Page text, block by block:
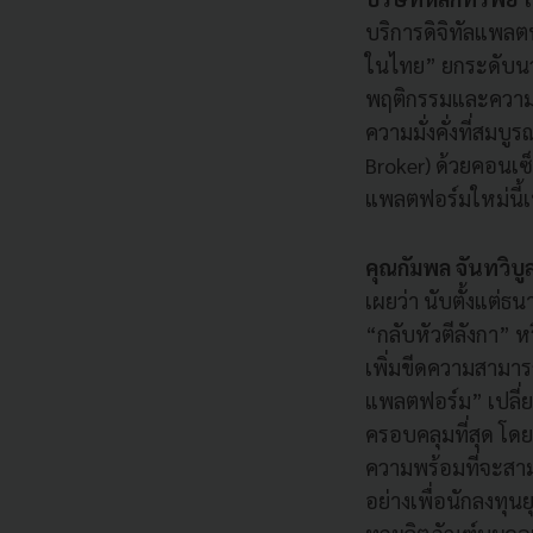
บริการดิจิทัลแพล
ในไทย” ยกระดับ
พฤติกรรมและควา
ความมั่งคั่งที่สมบู
Broker) ด้วยคอนเ
แพลตฟอร์มใหม่นี้
คุณกัมพล จันทวิบู
เผยว่า นับตั้งแต่ธ
“กลับหัวตีลังกา”
เพิ่มขีดความสามา
แพลตฟอร์ม” เปลี่
ครอบคลุมที่สุด โด
ความพร้อมที่จะส
อย่างเพื่อนักลงทุ